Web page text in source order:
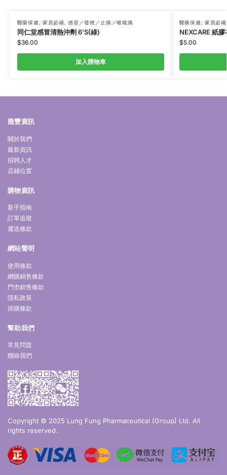
醫藥保健, 家居必備,感冒／發燒／止痛／喉嚨痛
同仁堂感冒清熱沖劑 6’S(綠)
$36.00
加入購物車
醫藥保健, 家居必備
NEXCARE 紙
$5.00
龍豐資訊
關於我們
最新資訊
招聘人才
店鋪位置
購物資訊
新手指南
訂單追蹤
運送條款
網站聲明
使用條款
網購銷售條款
門市銷售條款
隱私政策
採購條款
幫助我們
常見問題
聯絡我們
Copyright © 2025 Lung Fung Pharmaceutical (Group) Ltd. All
rights reserved.